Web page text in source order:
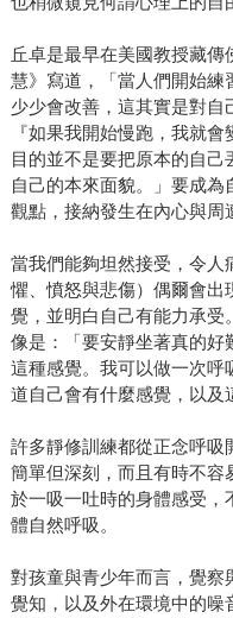
丘卓是最早在美國教授藏
慧》寫道，「當人們開始練
少少會改善，這其實是對自
『如果我開始慢跑，我就
目的並不是要把原本的自
自己的本來面貌。」要成
觀點，接納發生在內心與周
當我們能夠坦然接受，令人
懼、憤怒與悲傷）偶爾會出
覺，並明白自己有能力承受
像是：「要安靜坐著真的好
這種感覺。我可以做一次呼
道自己會有什麼感覺，以及
許多靜修訓練都從正念呼吸
簡單但深刻，而且有時不容
於一吸一吐時的身體感受，
體自然呼吸。
對孩童與青少年而言，覺察
覺知，以及外在環境中的噪